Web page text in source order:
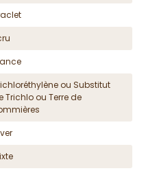
ou Substitut
Trichlo ou Terre de